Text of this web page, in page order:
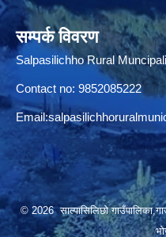
सम्पर्क विवरण
Salpasilichho Rural
Contact no: 9852085222
Email:
© 2026 साल्पासिलिछो